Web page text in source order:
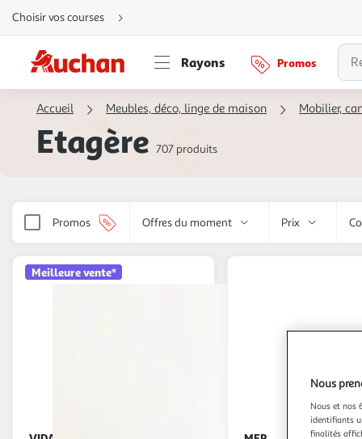
Aller
directement
au
Aller
directement
à
la
Aller
navigation
besoin
Choisir vos courses
Rayons Promos
Accueil Meubles, déco, linge de maison Mobilier,
Etagère 707 produits
Promos Offres du moment Prix
Meilleure vente*
Nous
Nous et nos
identifiants
finalités